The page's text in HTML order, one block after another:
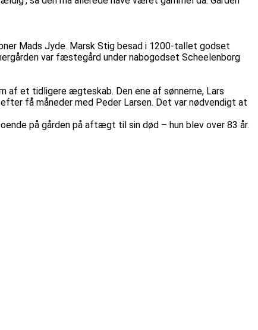
Mads Jyde. Marsk Stig besad i 1200-tallet godset
var fæstegård under nabogodset Scheelenborg
af et tidligere ægteskab. Den ene af sønnerne, Lars
få måneder med Peder Larsen. Det var nødvendigt at
på gården på aftægt til sin død – hun blev over 83 år.